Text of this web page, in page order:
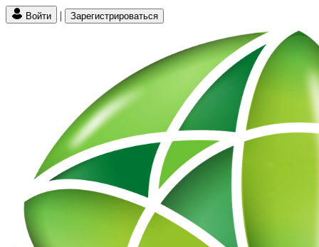
Войти | Зарегистрироваться